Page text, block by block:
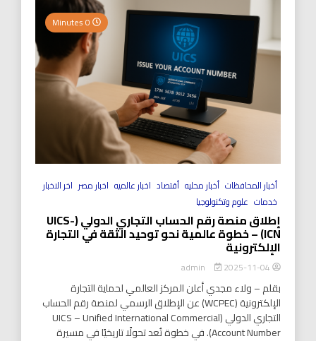
أخبار المحافظات أخبار محليه أقتصاد اخبار عالميه اخبار مصر اخر الاخبار
خدمات علوم وتكنولوجيا
إطلاق منصة رقم الحساب التجاري الدولي (UICS-
ICN) – خطوة عالمية نحو توحيد الثقة في التجارة
الإلكترونية
2025-11-04
بقلم – ولاء مجدي أعلن المركز العالمي لحماية التجارة
الإلكترونية (WCPEC) عن الإطلاق الرسمي لمنصة رقم الحساب
التجاري الدولي (UICS – Unified International Commercial
Account Number). في خطوة تُعد تحولًا تاريخيًا في مسيرة